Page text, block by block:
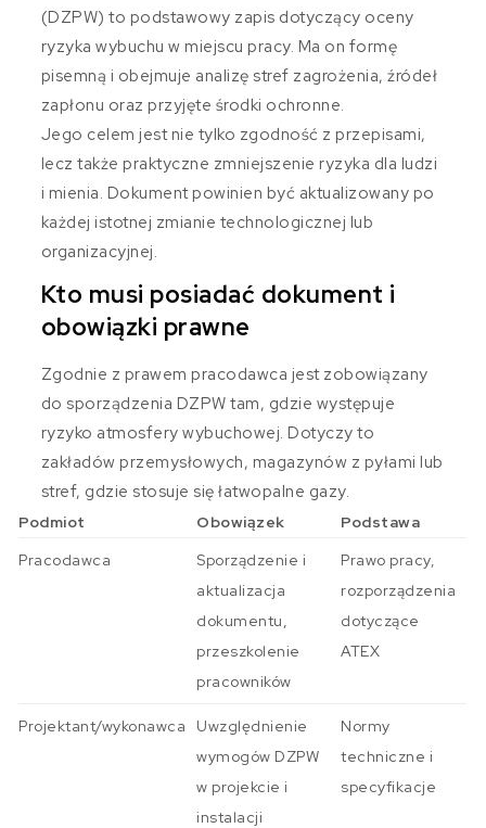
(DZPW) to podstawowy zapis dotyczący oceny
ryzyka wybuchu w miejscu pracy. Ma on formę
pisemną i obejmuje analizę stref zagrożenia, źródeł
zapłonu oraz przyjęte środki ochronne.
Jego celem jest nie tylko zgodność z przepisami,
lecz także praktyczne zmniejszenie ryzyka dla ludzi
i mienia. Dokument powinien być aktualizowany po
każdej istotnej zmianie technologicznej lub
organizacyjnej.
Kto musi posiadać dokument i
obowiązki prawne
Zgodnie z prawem pracodawca jest zobowiązany
do sporządzenia DZPW tam, gdzie występuje
ryzyko atmosfery wybuchowej. Dotyczy to
zakładów przemysłowych, magazynów z pyłami lub
stref, gdzie stosuje się łatwopalne gazy.
Podmiot Obowiązek
Podstawa
Pracodawca
Sporządzenie i
aktualizacja
dokumentu,
przeszkolenie
pracowników
Prawo pracy,
rozporządzenia
dotyczące
ATEX
Projektant/wykonawca
Uwzględnienie
wymogów DZPW
w projekcie i
instalacji
Normy
techniczne i
specyfikacje